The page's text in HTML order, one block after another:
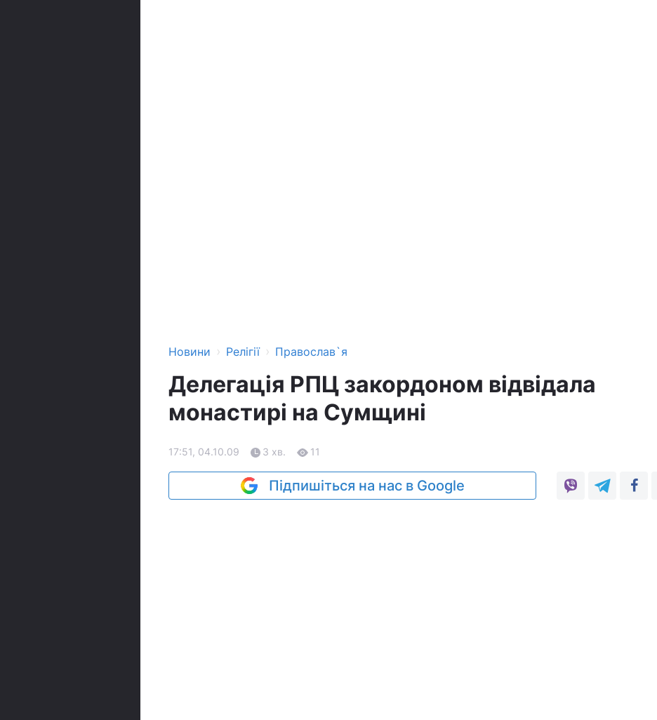
Новини › Релігії › Православ`я
Делегація РПЦ закордоном відвідала
монастирі на Сумщині
17:51, 04.10.09 3 хв. 11
Підпишіться на нас в Google